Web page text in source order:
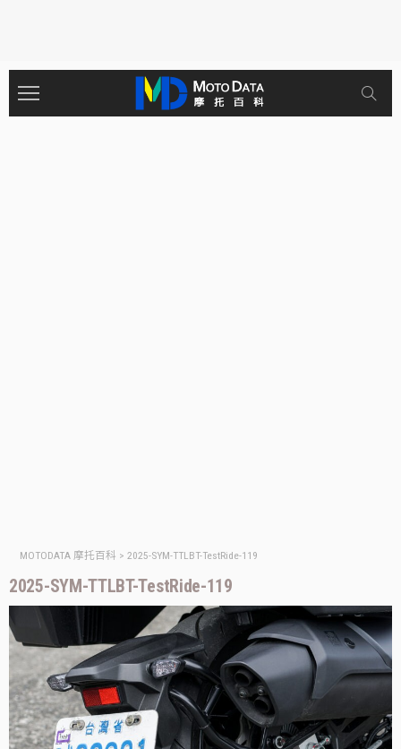
MOTODATA 摩托百科 > 2025-SYM-TTLBT-TestRide-119
2025-SYM-TTLBT-TestRide-119